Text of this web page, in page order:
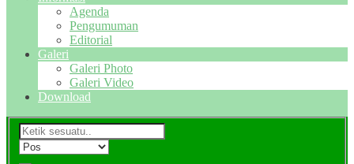
Agenda
Pengumuman
Editorial
Galeri
Galeri Photo
Galeri Video
Download